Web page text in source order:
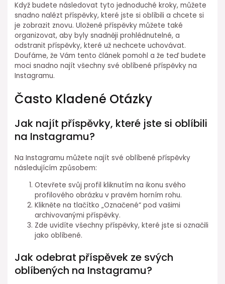
Když budete následovat tyto jednoduché kroky, můžete
snadno nalézt příspěvky, které jste si oblíbili a chcete si
je zobrazit znovu. Uložené příspěvky můžete také
organizovat, aby byly snadněji prohlédnutelné, a
odstranit příspěvky, které už nechcete uchovávat.
Doufáme, že Vám tento článek pomohl a že teď budete
moci snadno najít všechny své oblíbené příspěvky na
Instagramu.
Často Kladené Otázky
Jak najít příspěvky, které jste si oblíbili
na Instagramu?
Na Instagramu můžete najít své oblíbené příspěvky
následujícím způsobem:
Otevřete svůj profil kliknutím na ikonu svého
profilového obrázku v pravém horním rohu.
Klikněte na tlačítko „Označené“ pod vašimi
archivovanými příspěvky.
Zde uvidíte všechny příspěvky, které jste si označili
jako oblíbené.
Jak odebrat příspěvek ze svých
oblíbených na Instagramu?